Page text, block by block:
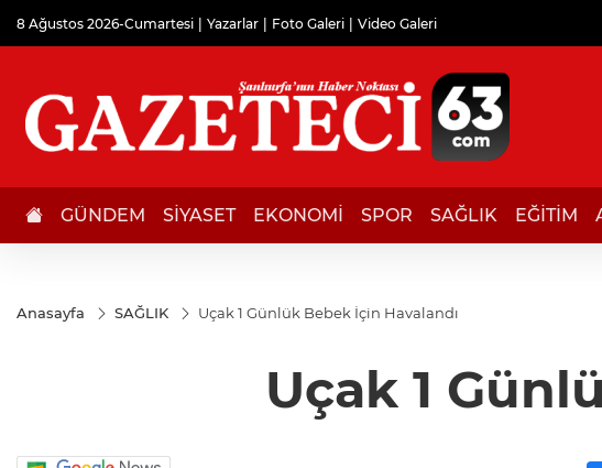
8 Ağustos 2026-Cumartesi Yazarlar Foto Galeri Video Galeri
GÜNDEM SİYASET EKONOMİ SPOR SAĞLIK EĞİTİM
Anasayfa SAĞLIK Uçak 1 Günlük Bebek İçin Havalandı
Uçak 1